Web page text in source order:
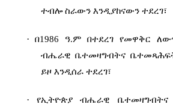
ተብሎ ስራውን እንዲያከናውን ተደረገ፣
·
በ1986 ዓ.ም በተደረገ የመዋቅር
ብሔራዊ ቤተመዛግብትና
ይዞ እንዲሰራ ተደረገ፣
·
የኢትዮጵያ ብሔራዊ